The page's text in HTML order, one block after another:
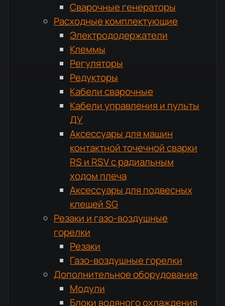
Сварочные генераторы
Расходные комплектующие
Электрододержатели
Клеммы
Регуляторы
Редукторы
Кабели сварочные
Кабели управления и пульты
ДУ
Аксессуары для машин
контактной точечной сварки
RS и RSV с радиальным
ходом плеча
Аксессуары для подвесных
клещей SG
Резаки и газо-воздушные
горелки
Резаки
Газо-воздушные горелки
Дополнительное оборудование
Модули
Блоки водяного охлаждения